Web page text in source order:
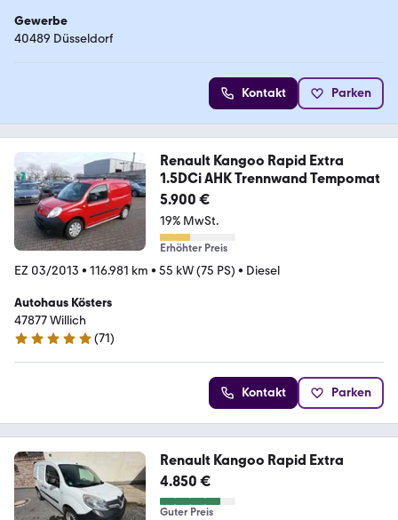
Gewerbe
40489 Düsseldorf
Kontakt Parken
Renault Kangoo Rapid Extra
1.5DCi AHK Trennwand Tempomat
5.900 €
19% MwSt.
Erhöhter Preis
EZ 03/2013 • 116.981 km • 55 kW (75 PS) • Diesel
Autohaus Kösters
47877 Willich
4.8 Sterne
(71)
Kontakt Parken
Renault Kangoo Rapid Extra
4.850 €
Guter Preis